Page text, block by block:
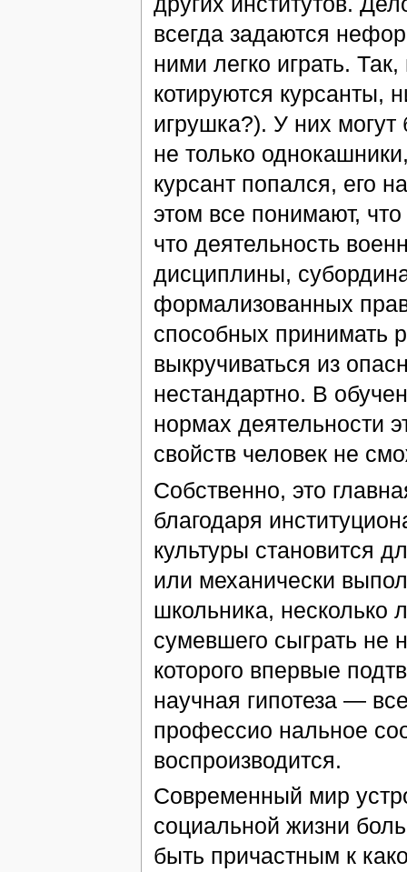
всегда задаются
ними легко играть.
котируются курсанты,
игрушка?). У них
не только
курсант попался, его
этом все понимают,
что деятельность
дисциплины,
формализованных
способных принимать
выкручиваться из
нестандартно. В
нормах деятельности
свойств человек не
Собственно, это
благодаря
культуры становится
или механически
школьника, несколько
сумевшего сыграть не
которого впервые
научная гипотеза —
профессио нальное
воспроизводится.
Современный мир
социальной жизни
быть причастным к